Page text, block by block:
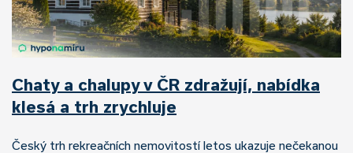
Chaty a chalupy v ČR zdražují, nabídka
klesá a trh zrychluje
Český trh rekreačních nemovitostí letos ukazuje nečekanou